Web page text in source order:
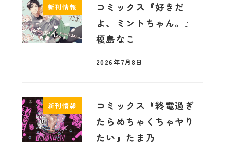
新刊情報
コミックス『好きだ
よ、ミントちゃん。』
榎島なこ
2026年7月8日
新刊情報
コミックス『終電過ぎ
たらめちゃくちゃヤり
たい』たま乃